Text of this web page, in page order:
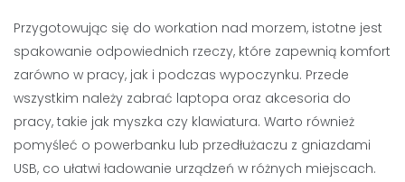
Przygotowując się do workation nad morzem, istotne jest
spakowanie odpowiednich rzeczy, które zapewnią komfort
zarówno w pracy, jak i podczas wypoczynku. Przede
wszystkim należy zabrać laptopa oraz akcesoria do
pracy, takie jak myszka czy klawiatura. Warto również
pomyśleć o powerbanku lub przedłużaczu z gniazdami
USB, co ułatwi ładowanie urządzeń w różnych miejscach.